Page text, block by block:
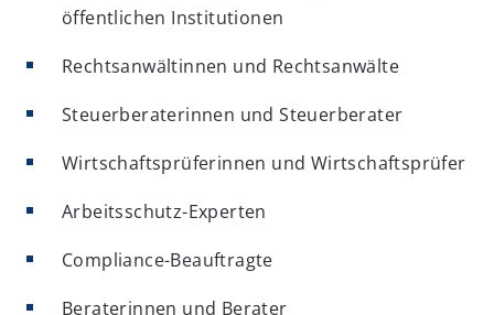
öffentlichen Institutionen
Rechtsanwältinnen und Rechtsanwälte
Steuerberaterinnen und Steuerberater
Wirtschaftsprüferinnen und Wirtschaftsprüfer
Arbeitsschutz-Experten
Compliance-Beauftragte
Beraterinnen und Berater